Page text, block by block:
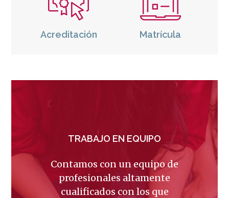
Acreditación Matrícula
TRABAJO EN EQUIPO
Contamos con un equipo de
profesionales altamente
cualificados con los que